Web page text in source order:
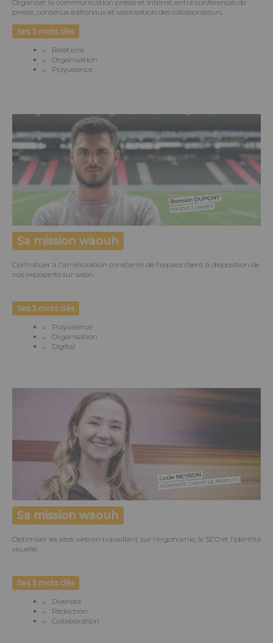
Organiser la communication presse et interne, entre conférences de
presse, contenus éditoriaux et valorisation des collaborateurs.
Ses 3 mots clés
Relations
Organisation
Polyvalence
Sa mission waouh
Contribuer à l'amélioration constante de l'espace client à disposition de
nos exposants sur salon.
Ses 3 mots clés
Polyvalence
Organisation
Digital
Sa mission waouh
Optimiser les sites web en travaillant sur l'ergonomie, le SEO et l'identité
visuelle.
Ses 3 mots clés
Diversité
Rédaction
Collaboration